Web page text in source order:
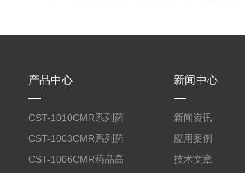
产品中心
CST-1010CMR系列药
品高温试验箱
CST-1003CMR系列药
品高温试验箱
CST-1006CMR药品高
新闻中心
新闻资讯
应用案例
技术文章